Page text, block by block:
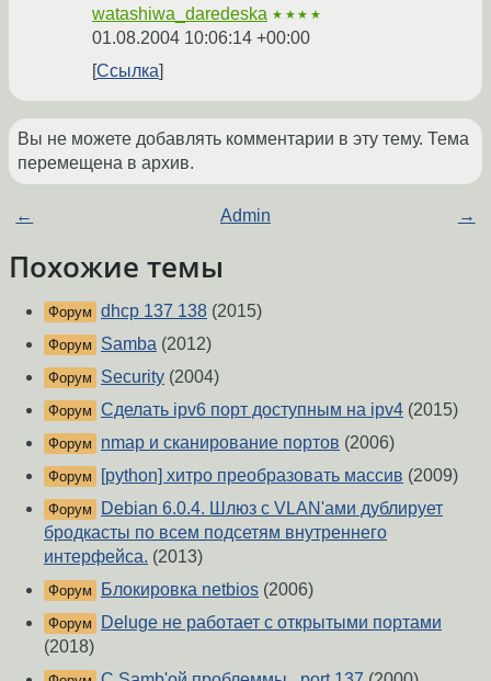
watashiwa_daredeska ★★★★
01.08.2004 10:06:14 +00:00
Ссылка
Вы не можете добавлять комментарии в эту тему. Тема
перемещена в архив.
← Admin →
Похожие темы
Форум dhcp 137 138 (2015)
Форум Samba (2012)
Форум Security (2004)
Форум Сделать ipv6 порт доступным на ipv4 (2015)
Форум nmap и сканирование портов (2006)
Форум [python] хитро преобразовать массив (2009)
Форум
Debian 6.0.4. Шлюз c VLAN'ами дублирует
бродкасты по всем подсетям внутреннего
интерфейса. (2013)
Форум Блокировка netbios (2006)
Форум
Deluge не работает с открытыми портами
(2018)